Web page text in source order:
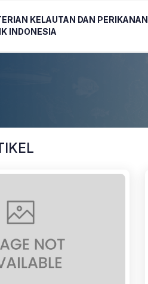
KELAUTAN DAN PERIKANAN
INDONESIA